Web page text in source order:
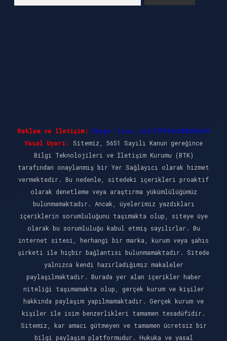
Reklam ve İletişim:
Skype: live:.cid.575569c608265c69
Yasal Uyarı:
Sitemiz, 5651 Sayılı Kanun gereğince
Bilgi Teknolojileri ve İletişim Kurumu (BTK)
tarafından onaylanmış bir Yer Sağlayıcı olarak hizmet
vermektedir. Bu nedenle, sitedeki içerikleri proaktif
olarak denetleme veya araştırma yükümlülüğümüz
bulunmamaktadır. Ancak, üyelerimiz yazdıkları
içeriklerin sorumluluğunu taşımakta olup, siteye üye
olarak bu sorumluluğu kabul etmiş sayılırlar. Bu
internet sitesi, herhangi bir marka, kurum veya şahıs
şirketi ile hiçbir bağlantısı bulunmamaktadır. Sitede
yalnızca kendi hazırladığımız makaleler
paylaşılmaktadır. Burada yer alan içerikler haber
niteliği taşımamakta olup, gerçek kurum ve kişiler
hakkında paylaşım yapılmamaktadır. Gerçek kurum ve
kişiler ile isim benzerlikleri tamamen tesadüfidir.
Sitemiz, kar amacı gütmeyen ve tamamen ücretsiz bir
bilgi paylaşım platformudur. Hukuka ve yasal